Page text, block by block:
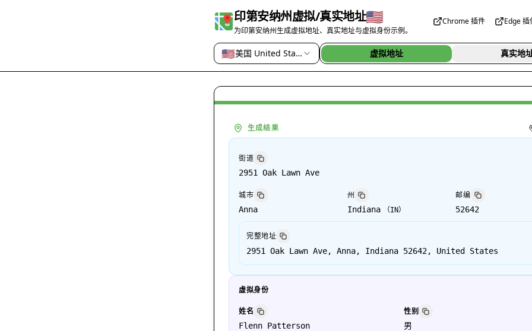
印第安纳州虚拟/真实地址🇺🇸
为印第安纳州生成虚拟地址、真实地址与虚拟身份示例。
Chrome 插件 Edge 插
国家或地区
🇺🇸美国 United States 虚拟地址 真实地
生成结果
街道
2951 Oak Lawn Ave
城市
Anna
州
Indiana （IN）
邮编
52642
完整地址
2951 Oak Lawn Ave, Anna, Indiana 52642, United States
虚拟身份
姓名
Flenn Patterson
性别
男